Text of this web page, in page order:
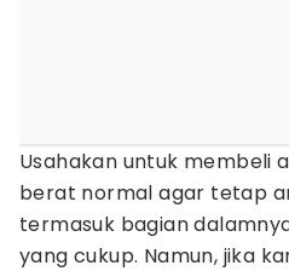
Usahakan untuk membeli
berat normal agar tetap
termasuk bagian
yang cukup. Namun, jika